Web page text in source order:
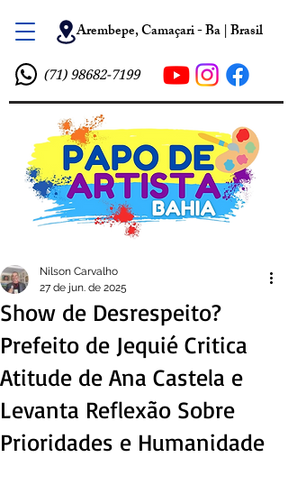
Arembepe, Camaçari - Ba | Brasil
(71) 98682-7199
Show de Desrespeito?
Prefeito de Jequié Critica
Atitude de Ana Castela e
Levanta Reflexão Sobre
Prioridades e Humanidade
Nilson Carvalho
27 de jun. de 2025